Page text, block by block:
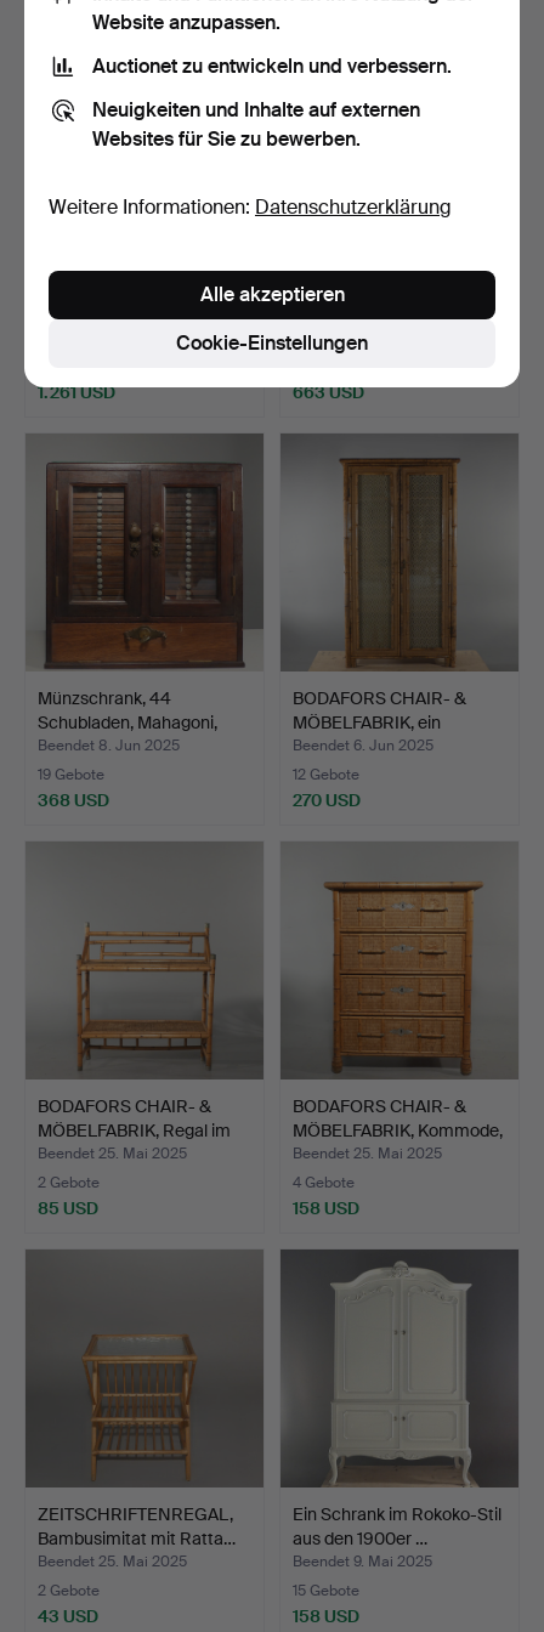
BÜCHERSCHRANKSYSTE
M, Alf Svensson, Bjästa,…
1.261 USD
Barschrank aus Teakholz,
wahrscheinlich So…
Beendet 2. Jul 2025
663 USD
Münzschrank, 44
Schubladen, Mahagoni,
Mitt…
Beendet 8. Jun 2025
19 Gebote
368 USD
BODAFORS CHAIR- &
MÖBELFABRIK, ein
Schrank…
Beendet 6. Jun 2025
12 Gebote
270 USD
BODAFORS CHAIR- &
MÖBELFABRIK, Regal im
Ko…
Beendet 25. Mai 2025
2 Gebote
85 USD
BODAFORS CHAIR- &
MÖBELFABRIK, Kommode,
Mo…
Beendet 25. Mai 2025
4 Gebote
158 USD
ZEITSCHRIFTENREGAL,
Bambusimitat mit Ratta…
Beendet 25. Mai 2025
2 Gebote
43 USD
Ein Schrank im Rokoko-Stil
aus den 1900er …
Beendet 9. Mai 2025
15 Gebote
158 USD
Website anzupassen.
Auctionet zu entwickeln und verbessern.
Neuigkeiten und Inhalte auf externen
Websites für Sie zu bewerben.
Weitere Informationen: Datenschutzerklärung
Cookie-Einstellungen
Alle akzeptieren